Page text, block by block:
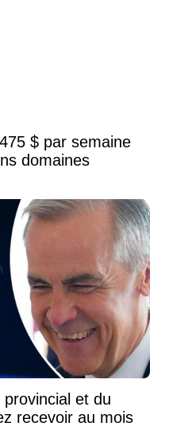
$ par semaine
domaines
et du
recevoir au mois